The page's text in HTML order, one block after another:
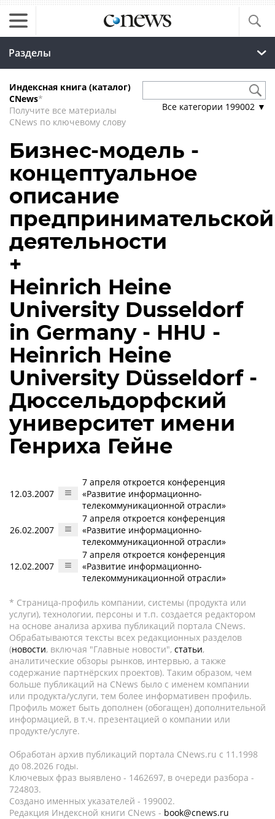
Разделы
Индексная книга (каталог)
CNews*
Получите все материалы
CNews по ключевому слову
Все категории 199002 ▼
Бизнес-модель -
концептуальное
описание
предпринимательской
деятельности
+
Heinrich Heine
University Dusseldorf
in Germany - HHU -
Heinrich Heine
University Düsseldorf -
Дюссельдорфский
университет имени
Генриха Гейне
12.03.2007
7 апреля откроется конференция
«Развитие информационно-
телекоммуникационной отрасли»
26.02.2007
7 апреля откроется конференция
«Развитие информационно-
телекоммуникационной отрасли»
12.02.2007
7 апреля откроется конференция
«Развитие информационно-
телекоммуникационной отрасли»
* Страница-профиль компании, системы (продукта или
услуги), технологии, персоны и т.п. создается редактором
на основе анализа архива публикаций портала CNews.
Обрабатываются тексты всех редакционных разделов
(новости, включая "Главные новости", статьи,
аналитические обзоры рынков, интервью, а также
содержание партнёрских проектов). Таким образом, чем
больше публикаций на CNews было с именем компании
или продукта/услуги, тем более информативен профиль.
Профиль может быть дополнен (обогащен) дополнительной
информацией, в т.ч. презентацией о компании или
продукте/услуге.
Обработан архив публикаций портала CNews.ru c 11.1998
до 08.2026 годы.
Ключевых фраз выявлено - 1462697, в очереди разбора -
724803.
Создано именных указателей - 199002.
Редакция Индексной книги CNews - book@cnews.ru